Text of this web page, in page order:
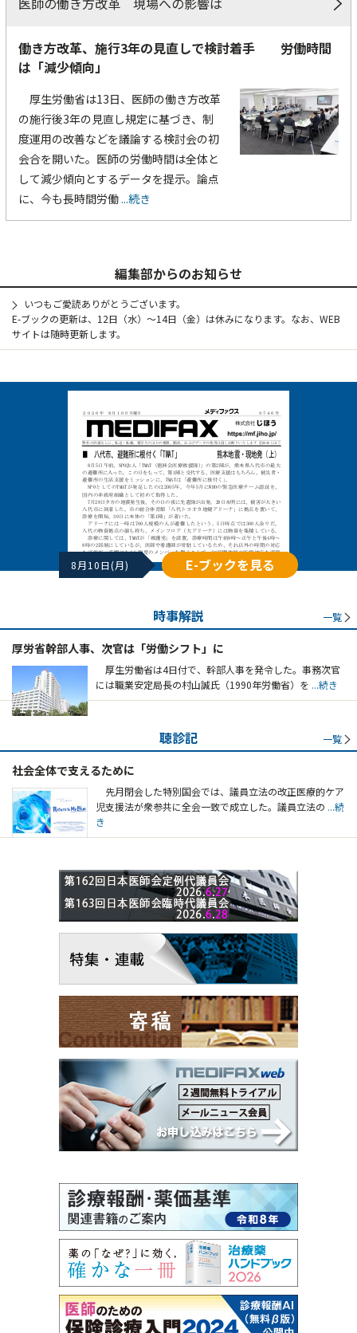
働き方改革、施行3年の見直しで検討着手 労働時間
は「減少傾向」
厚生労働省は13日、医師の働き方改革
の施行後3年の見直し規定に基づき、制
度運用の改善などを議論する検討会の初
会合を開いた。医師の労働時間は全体と
して減少傾向とするデータを提示。論点
に、今も長時間労働...続き
編集部からのお知らせ
いつもご愛読ありがとうございます。
E-ブックの更新は、12日（水）～14日（金）は休みになります。なお、WEB
サイトは随時更新します。
8月10日(月) E-ブックを見る
時事解説 一覧
厚労省幹部人事、次官は「労働シフト」に
厚生労働省は4日付で、幹部人事を発令した。事務次官
には職業安定局長の村山誠氏（1990年労働省）を ...続き
聴診記 一覧
社会全体で支えるために
先月閉会した特別国会では、議員立法の改正医療的ケア
児支援法が衆参共に全会一致で成立した。議員立法の ...続
き